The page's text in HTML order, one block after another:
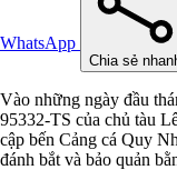
WhatsApp
Chia sẻ
Vào những ngày đầu
95332-TS của chủ tàu
cập bến Cảng cá Quy
đánh bắt và bảo quản